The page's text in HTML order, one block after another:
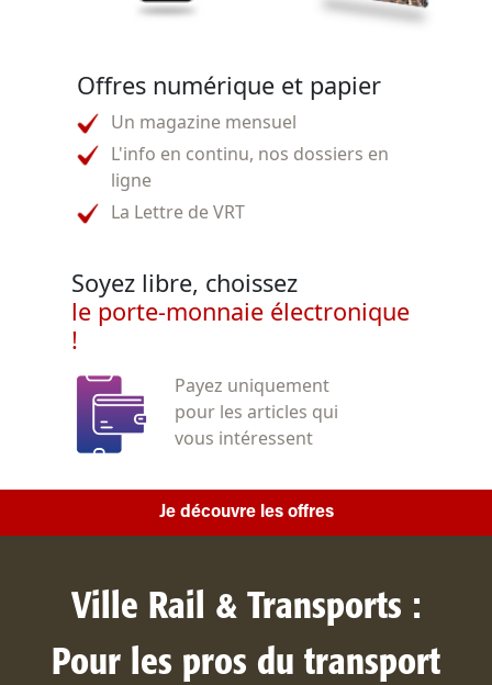
Offres numérique et papier
Un magazine mensuel
L'info en continu, nos dossiers en
ligne
La Lettre de VRT
Soyez libre, choissez
le porte-monnaie électronique
!
Payez uniquement
pour les articles qui
vous intéressent
Je découvre les offres
Ville Rail & Transports :
Pour les pros du transport